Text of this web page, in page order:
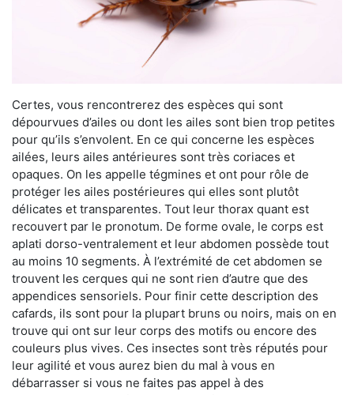
Certes, vous rencontrerez des espèces qui sont
dépourvues d’ailes ou dont les ailes sont bien trop petites
pour qu’ils s’envolent. En ce qui concerne les espèces
ailées, leurs ailes antérieures sont très coriaces et
opaques. On les appelle tégmines et ont pour rôle de
protéger les ailes postérieures qui elles sont plutôt
délicates et transparentes. Tout leur thorax quant est
recouvert par le pronotum. De forme ovale, le corps est
aplati dorso-ventralement et leur abdomen possède tout
au moins 10 segments. À l’extrémité de cet abdomen se
trouvent les cerques qui ne sont rien d’autre que des
appendices sensoriels. Pour finir cette description des
cafards, ils sont pour la plupart bruns ou noirs, mais on en
trouve qui ont sur leur corps des motifs ou encore des
couleurs plus vives. Ces insectes sont très réputés pour
leur agilité et vous aurez bien du mal à vous en
débarrasser si vous ne faites pas appel à des